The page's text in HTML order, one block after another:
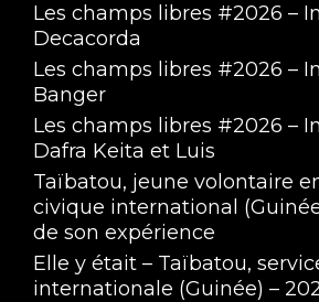
Les champs libres #2026 –
Decacorda
Les champs libres #2026 –
Banger
Les champs libres #2026 –
Dafra Keita et Luis
Taïbatou, jeune volontaire
civique international
de son expérience
Elle y était – Taïbatou,
internationale (Guinée) –